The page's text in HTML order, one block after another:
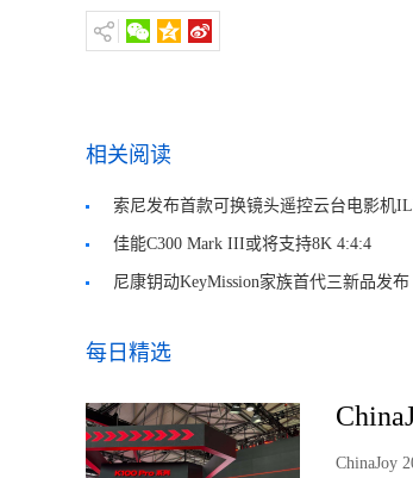
相关阅读
索尼发布首款可换镜头遥控云台电影机
佳能C300 Mark III或将支持8K 4:4:4
尼康钥动KeyMission家族首代三新品发布
每日精选
ChinaJoy